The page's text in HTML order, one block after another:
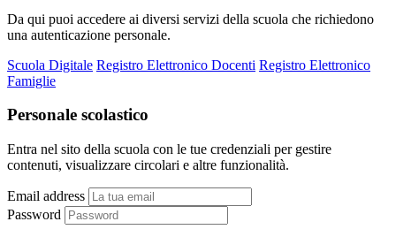
Da qui puoi accedere ai diversi servizi della scuola che richiedono
una autenticazione personale.
Scuola Digitale Registro Elettronico Docenti Registro Elettronico
Famiglie
Personale scolastico
Entra nel sito della scuola con le tue credenziali per gestire
contenuti, visualizzare circolari e altre funzionalità.
Email address
Password